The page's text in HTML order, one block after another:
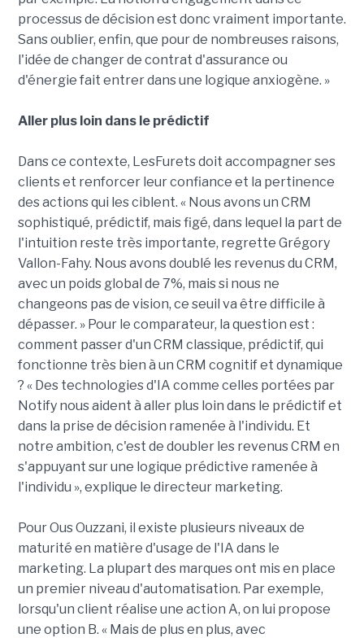
processus de décision est donc vraiment importante.
Sans oublier, enfin, que pour de nombreuses raisons,
l'idée de changer de contrat d'assurance ou
d'énergie fait entrer dans une logique anxiogène. »
Aller plus loin dans le prédictif
Dans ce contexte, LesFurets doit accompagner ses
clients et renforcer leur confiance et la pertinence
des actions qui les ciblent. « Nous avons un CRM
sophistiqué, prédictif, mais figé, dans lequel la part de
l'intuition reste très importante, regrette Grégory
Vallon-Fahy. Nous avons doublé les revenus du CRM,
avec un poids global de 7%, mais si nous ne
changeons pas de vision, ce seuil va être difficile à
dépasser. » Pour le comparateur, la question est :
comment passer d'un CRM classique, prédictif, qui
fonctionne très bien à un CRM cognitif et dynamique
? « Des technologies d'IA comme celles portées par
Notify nous aident à aller plus loin dans le prédictif et
dans la prise de décision ramenée à l'individu. Et
notre ambition, c'est de doubler les revenus CRM en
s'appuyant sur une logique prédictive ramenée à
l'individu », explique le directeur marketing.
Pour Ous Ouzzani, il existe plusieurs niveaux de
maturité en matière d'usage de l'IA dans le
marketing. La plupart des marques ont mis en place
un premier niveau d'automatisation. Par exemple,
lorsqu'un client réalise une action A, on lui propose
une option B. « Mais de plus en plus, avec